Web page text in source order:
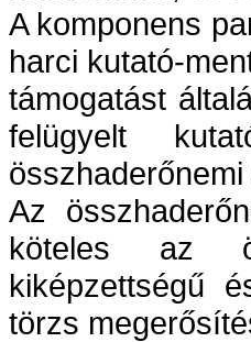
A komponens
harci kutató-
támogatást
felügyelt
Az
köteles az
kiképzettségű
törzs